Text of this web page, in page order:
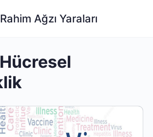
Rahim Ağzı Yaraları
Hücresel